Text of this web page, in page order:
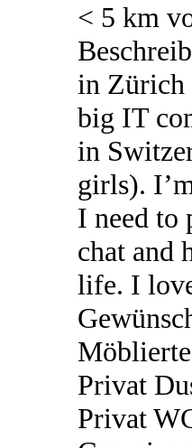
< 5 km
in Zürich
big IT
in
girls).
I need to
chat and
life. I
Privat
Privat